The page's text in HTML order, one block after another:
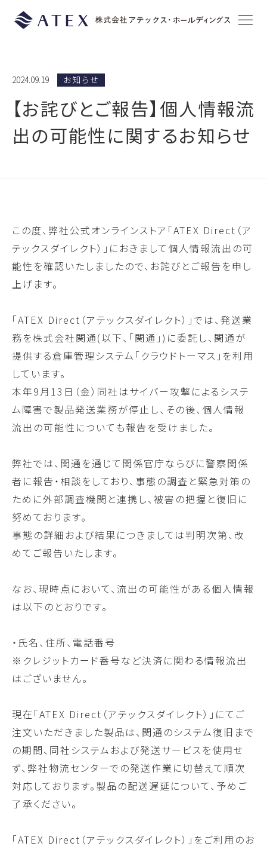
2024.09.19 お知らせ
【お詫びとご報告】個人情報流
出の可能性に関するお知らせ
この度、弊社公式オンラインストア 「ATEX Direct（ア
テックスダイレクト）」におきまして個人情報流出の可
能性を確認いたしましたので、お詫びとご報告を申し
上げます。
「ATEX Direct（アテックスダイレクト）」では、 発送業
務を株式会社関通(以下、「関通」)に委託し、関通が
提供する倉庫管理システム「クラウドトーマス」を利用
しています。
本年9月13日（金）同社はサイバー攻撃によるシステ
ム障害で製品発送業務が停止し、その後、個人情報
流出の可能性についても報告を受けました。
弊社では、関通を通じて関係官庁ならびに警察関係
者に報告・相談をしており、事態の調査と緊急対策の
ために外部調査機関と連携し、被害の把握と復旧に
努めております。
事態の詳細および結果につきましては判明次第、改
めてご報告いたします。
なお、現時点において、流出の可能性がある個人情報
は以下のとおりです。
・氏名、住所、電話番号
※クレジットカード番号など決済に関わる情報流出
はございません。
現在「ATEX Direct（アテックスダイレクト）」にてご
注文いただきました製品は、関通のシステム復旧まで
の期間、同社システムおよび発送サービスを使用せ
ず、弊社物流センターでの発送作業に切替えて順次
対応しております。製品の配送遅延について、予めご
了承ください。
「ATEX Direct（アテックスダイレクト）」をご利用のお